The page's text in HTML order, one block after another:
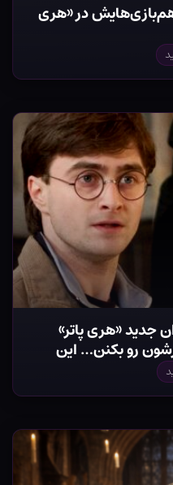
در «هری
جدید «هری پاتر»
رو بکنن… این